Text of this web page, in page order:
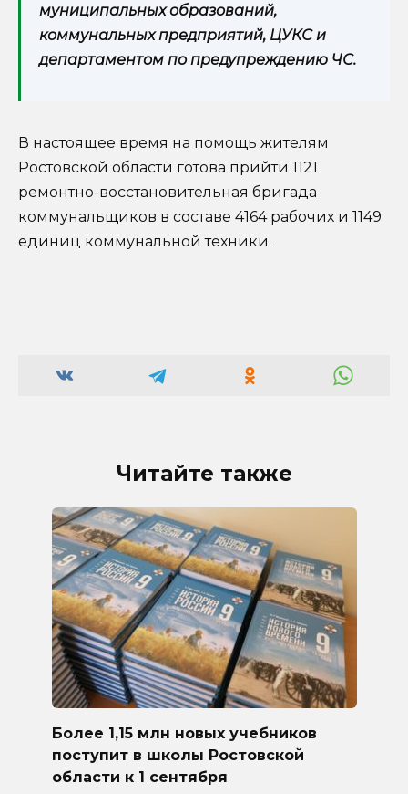
муниципальных образований,
коммунальных предприятий, ЦУКС и
департаментом по предупреждению ЧС.
В настоящее время на помощь жителям
Ростовской области готова прийти 1121
ремонтно-восстановительная бригада
коммунальщиков в составе 4164 рабочих и 1149
единиц коммунальной техники.
Читайте также
Более 1,15 млн новых учебников
поступит в школы Ростовской
области к 1 сентября